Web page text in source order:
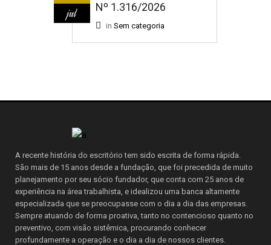
jul
Nº 1.316/2026
in Sem categoria
A recente história do escritório tem sido escrita de forma rápida.
São mais de 15 anos desde a fundação, que foi precedida de muito
planejamento por seu sócio fundador, que conta com 25 anos de
experiência na área trabalhista, e idealizou uma banca altamente
especializada que se preocupasse com o dia a dia das empresas.
Sempre atuando de forma proativa, tanto no contencioso quanto no
preventivo, com visão sistêmica, procurando conhecer
profundamente a operação e o dia a dia de nossos clientes.